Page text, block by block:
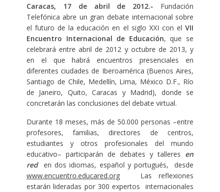
Caracas, 17
de abril de 2012.- Fundación
Telefónica abre un gran debate internacional sobre
el futuro de la educación en el siglo XXI con elVII
Encuentro Internacional de Educación, que se
celebrará entre abril de 2012 y octubre de 2013, y
en el que habrá encuentros presenciales en
diferentes ciudades de Iberoamérica (Buenos Aires,
Santiago de Chile, Medellín, Lima, México D.F., Río
de Janeiro, Quito, Caracas y Madrid), donde se
concretarán las conclusiones del debate virtual.
Durante 18 meses, más de 50.000 personas –entre
profesores, familias, directores de centros,
estudiantes y otros profesionales del mundo
educativo– participarán de debates y talleres en
reden dos idiomas, español y portugués,
desde
www.encuentro.educared.orgLas reflexiones
estarán lideradas por 300 expertos internacionales